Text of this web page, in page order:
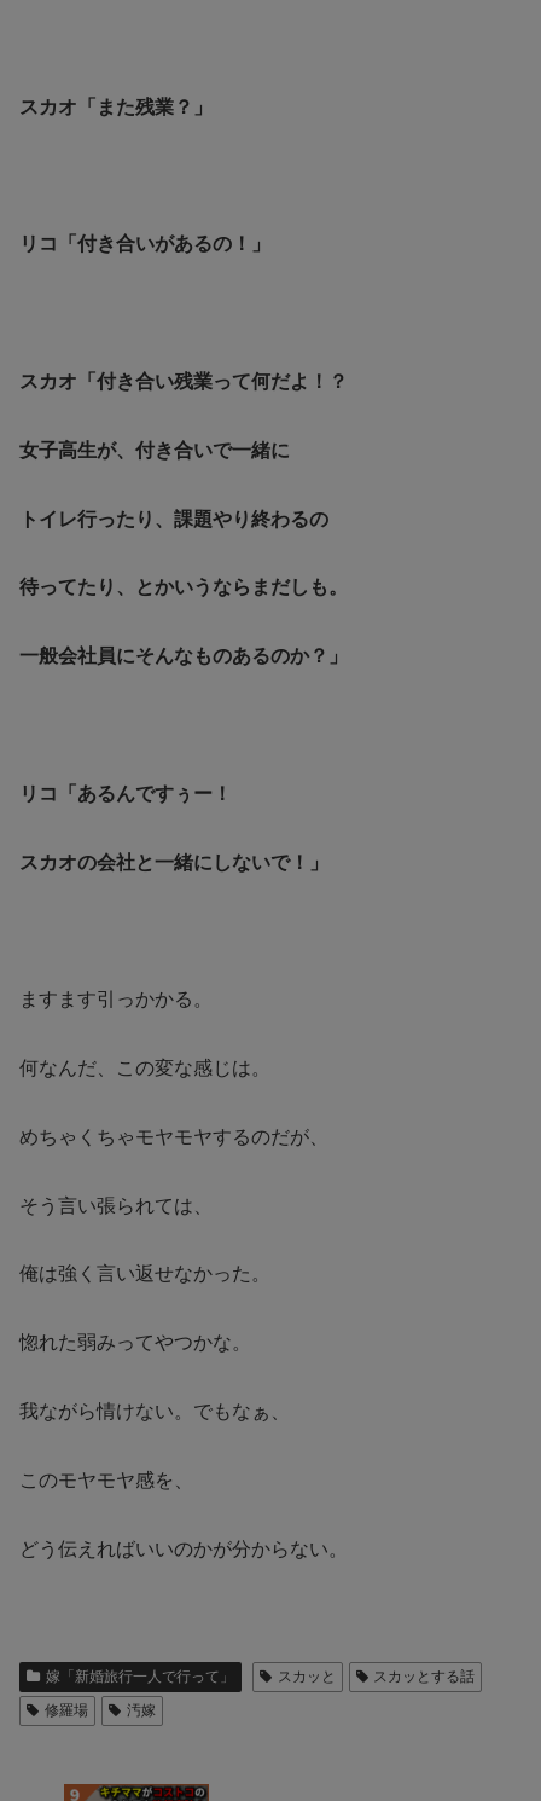
スカオ「また残業？」
リコ「付き合いがあるの！」
スカオ「付き合い残業って何だよ！？
女子高生が、付き合いで一緒に
トイレ行ったり、課題やり終わるの
待ってたり、とかいうならまだしも。
一般会社員にそんなものあるのか？」
リコ「あるんですぅー！
スカオの会社と一緒にしないで！」
ますます引っかかる。
何なんだ、この変な感じは。
めちゃくちゃモヤモヤするのだが、
そう言い張られては、
俺は強く言い返せなかった。
惚れた弱みってやつかな。
我ながら情けない。でもなぁ、
このモヤモヤ感を、
どう伝えればいいのかが分からない。
嫁「新婚旅行一人で行って」 スカッと
スカッとする話
修羅場
汚嫁